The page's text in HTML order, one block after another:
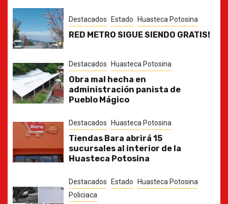
Destacados Estado Huasteca Potosina
RED METRO SIGUE SIENDO GRATIS!
Destacados Huasteca Potosina
Obra mal hecha en
administración panista de
Pueblo Mágico
Destacados Huasteca Potosina
Tiendas Bara abrirá 15
sucursales al interior de la
Huasteca Potosina
Destacados Estado
Huasteca Potosina
Policiaca